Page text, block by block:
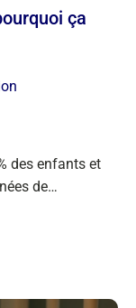
des enfants et
de…